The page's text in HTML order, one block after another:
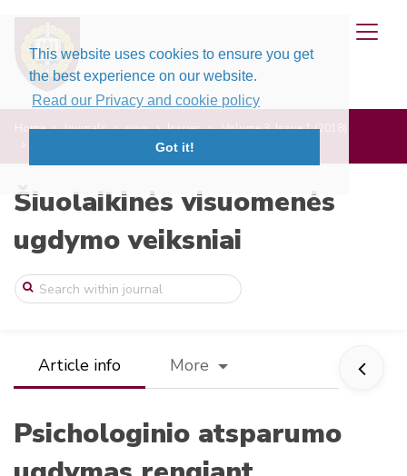
This website uses cookies to ensure you get
the best experience on our website.
Read our Privacy and cookie policy
Got it!
Home Journals svuv Issues
Volume 3, Issue 1 (2018)
Psichologinio atsparumo ugdymas rengiant ...
Šiuolaikinės visuomenės
ugdymo veiksniai
Article info More
Psichologinio atsparumo